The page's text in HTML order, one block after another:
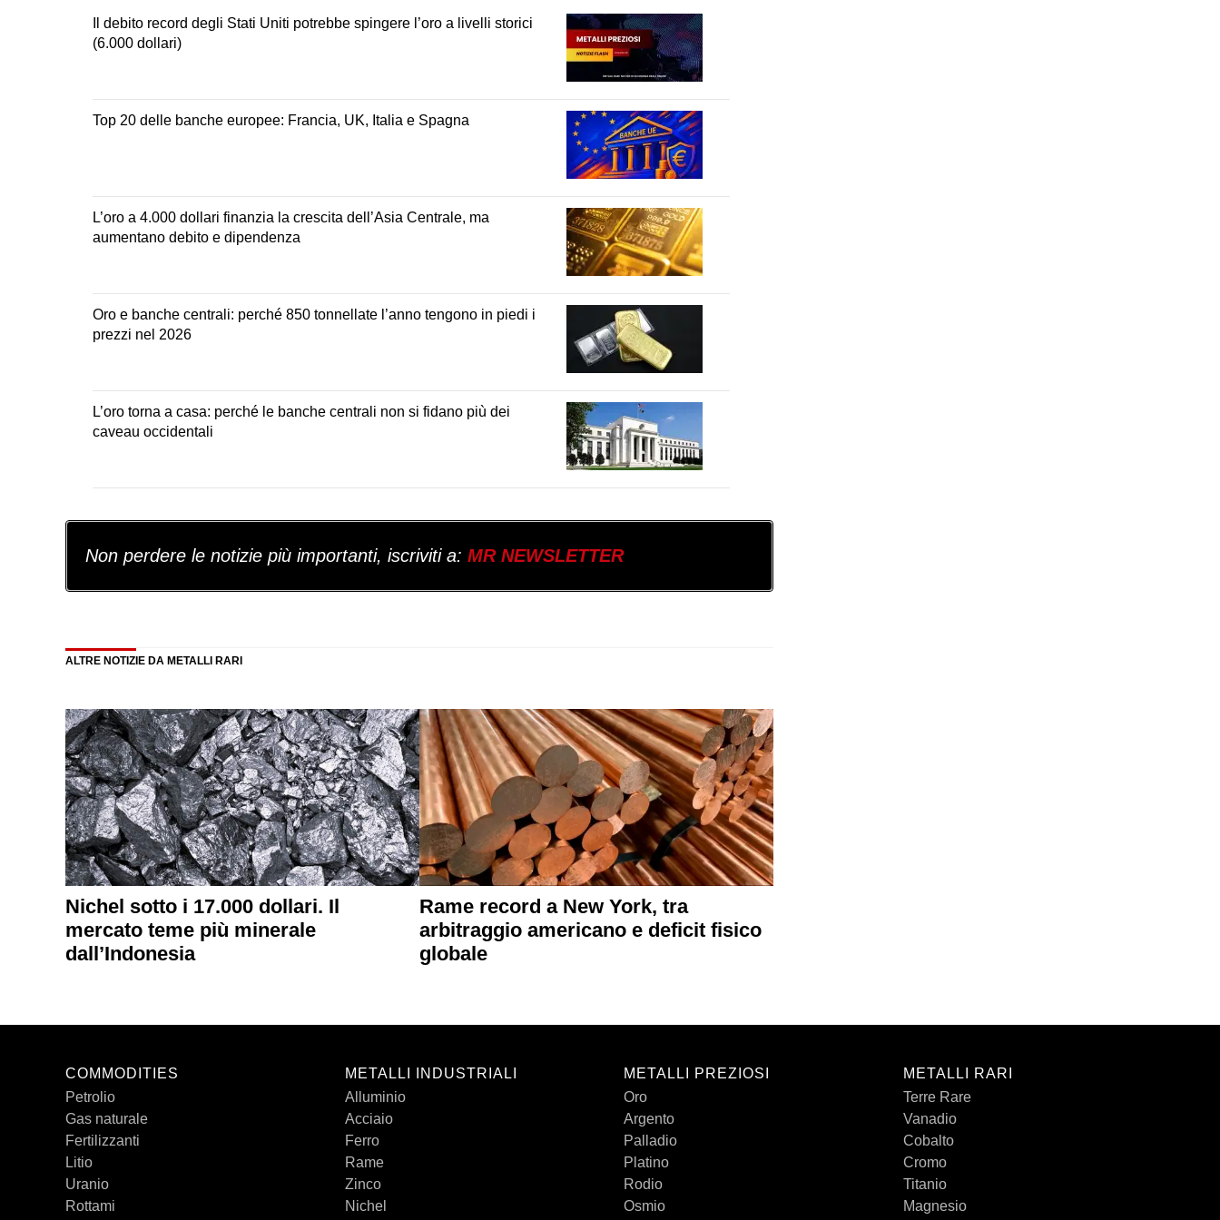
Il debito record degli Stati Uniti potrebbe spingere l’oro a livelli storici
(6.000 dollari)
Top 20 delle banche europee: Francia, UK, Italia e Spagna
L’oro a 4.000 dollari finanzia la crescita dell’Asia Centrale, ma
aumentano debito e dipendenza
Oro e banche centrali: perché 850 tonnellate l’anno tengono in piedi i
prezzi nel 2026
L’oro torna a casa: perché le banche centrali non si fidano più dei
caveau occidentali
Non perdere le notizie più importanti, iscriviti a: MR NEWSLETTER
ALTRE NOTIZIE DA METALLI RARI
Nichel sotto i 17.000 dollari. Il
mercato teme più minerale
dall’Indonesia
Rame record a New York, tra
arbitraggio americano e deficit fisico
globale
COMMODITIES
Petrolio
Gas naturale
Fertilizzanti
Litio
Uranio
Rottami
METALLI INDUSTRIALI
Alluminio
Acciaio
Ferro
Rame
Zinco
Nichel
METALLI PREZIOSI
Oro
Argento
Palladio
Platino
Rodio
Osmio
METALLI RARI
Terre Rare
Vanadio
Cobalto
Cromo
Titanio
Magnesio